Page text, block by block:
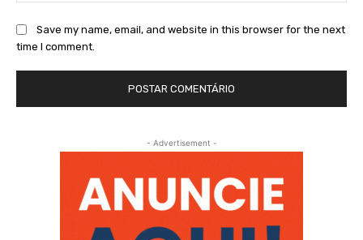
Save my name, email, and website in this browser for the next
time I comment.
- Advertisement -